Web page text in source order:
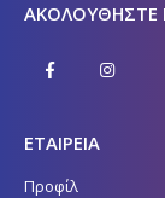
ΑΚΟΛΟΥΘΉΣΤΕ
ΕΤΑΙΡΕΙΑ
Προφίλ